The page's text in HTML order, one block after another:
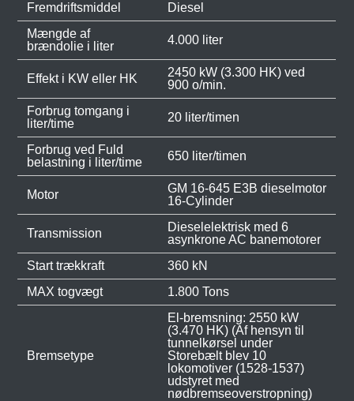
Fremdriftsmiddel
Diesel
Mængde af
brændolie i liter
4.000 liter
Effekt i KW eller HK
2450 kW (3.300 HK) ved
900 o/min.
Forbrug tomgang i
liter/time
20 liter/timen
Forbrug ved Fuld
belastning i liter/time
650 liter/timen
Motor
GM 16-645 E3B dieselmotor
16-Cylinder
Transmission
Dieselelektrisk med 6
asynkrone AC banemotorer
Start trækkraft
360 kN
MAX togvægt
1.800 Tons
Bremsetype
El-bremsning: 2550 kW
(3.470 HK) (Af hensyn til
tunnelkørsel under
Storebælt blev 10
lokomotiver (1528-1537)
udstyret med
nødbremseoverstropning)